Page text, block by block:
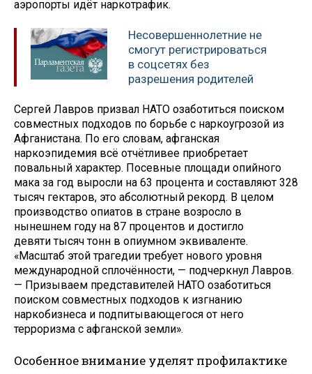
аэропорты идёт наркотрафик.
Несовершеннолетние не
смогут регистрироваться
в соцсетях без
разрешения родителей
Сергей Лавров призвал НАТО озаботиться поиском
совместных подходов по борьбе с наркоугрозой из
Афганистана. По его словам, афганская
наркоэпидемия всё отчётливее приобретает
повальный характер. Посевные площади опийного
мака за год выросли на 63 процента и составляют 328
тысяч гектаров, это абсолютный рекорд. В целом
производство опиатов в стране возросло в
нынешнем году на 87 процентов и достигло
девяти тысяч тонн в опиумном эквиваленте.
«Масштаб этой трагедии требует нового уровня
международной сплочённости, — подчеркнул Лавров.
— Призываем представителей НАТО озаботиться
поиском совместных подходов к изгнанию
наркобизнеса и подпитывающегося от него
терроризма с афганской земли».
Особенное внимание уделят профилактике